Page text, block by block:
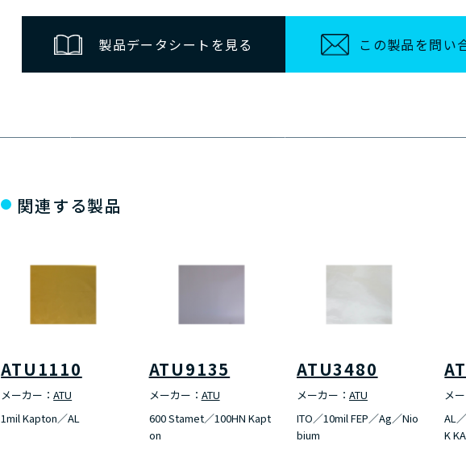
製品データシートを見る この製品を問い
関連する製品
ATU1110
メーカー：ATU
1mil Kapton／AL
ATU9135
メーカー： ATU
600 Stamet／100HN Kapt
on
ATU3480
メーカー： ATU
ITO／10mil FEP／Ag／Nio
bium
メ
AL
K